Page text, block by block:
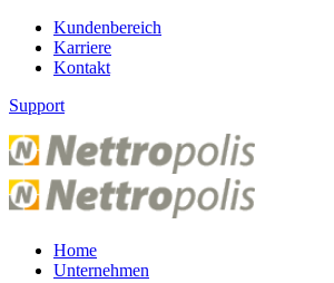
Kundenbereich
Karriere
Kontakt
Support
Home
Unternehmen